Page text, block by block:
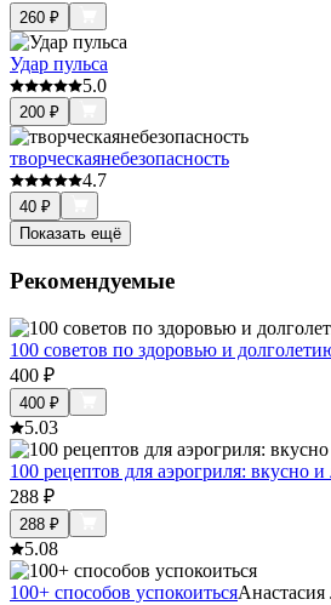
260 ₽
Удар пульса
5.0
200 ₽
творческаянебезопасность
4.7
40 ₽
Показать ещё
Рекомендуемые
100 советов по здоровью и
400 ₽
400 ₽
5.03
100 рецептов для аэрогриля: вкусно и
288 ₽
288 ₽
5.08
100+ способов успокоиться